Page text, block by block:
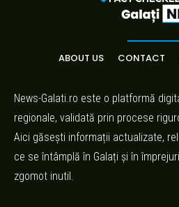
ABOUT US CONTACT
News-Galati.ro este o platformă
regionale, validată prin procese
Aici găsești informații actualizate,
ce se întâmplă în Galați și în
zgomot inutil.